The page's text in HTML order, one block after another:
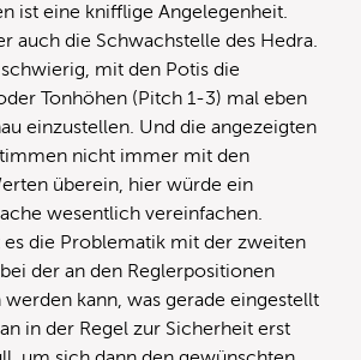
ist eine knifflige Angelegenheit.
auch die Schwachstelle des Hedra.
mit den Potis die
Tonhöhen (Pitch 1-3) mal eben
einzustellen. Und die angezeigten
nicht immer mit den
überein, hier würde ein
wesentlich vereinfachen.
es die Problematik mit der zweiten
der an den Reglerpositionen
werden kann, was gerade eingestellt
in der Regel zur Sicherheit erst